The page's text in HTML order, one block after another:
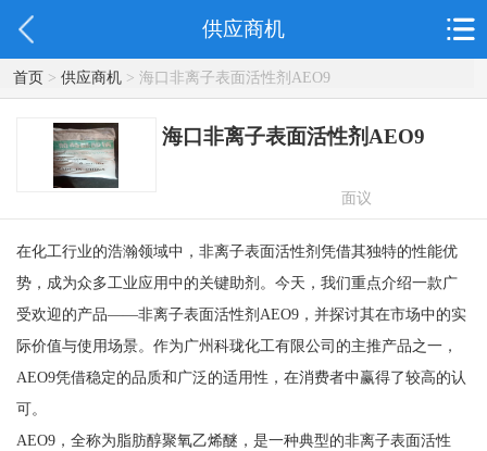
供应商机
首页> 供应商机> 海口非离子表面活性剂AEO9
海口非离子表面活性剂AEO9
面议
在化工行业的浩瀚领域中，非离子表面活性剂凭借其独特的性能优
势，成为众多工业应用中的关键助剂。今天，我们重点介绍一款广
受欢迎的产品——非离子表面活性剂AEO9，并探讨其在市场中的实
际价值与使用场景。作为广州科珑化工有限公司的主推产品之一，
AEO9凭借稳定的品质和广泛的适用性，在消费者中赢得了较高的认
可。
AEO9，全称为脂肪醇聚氧乙烯醚，是一种典型的非离子表面活性